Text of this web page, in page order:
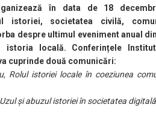
în data de 18
istoriei, societatea civilă,
despre ultimul eveniment anual
locală. Conferințele
cuprinde două comunicări:
Rolul istoriei locale în coeziunea
și abuzul istoriei în societatea